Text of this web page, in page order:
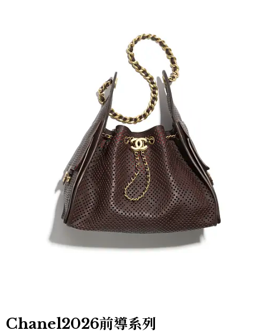
Chanel2026前導系列